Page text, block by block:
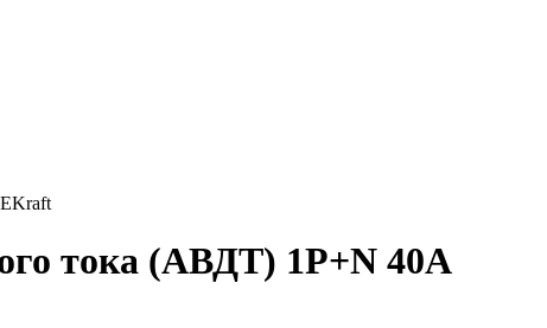
тока (АВДТ) 1P+N 40А